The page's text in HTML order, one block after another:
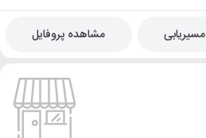
مسیریابی مشاهده پروفایل